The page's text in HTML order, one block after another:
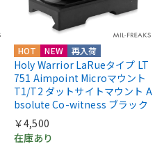
HOT NEW 再入荷
Holy Warrior LaRueタイプ LT
751 Aimpoint Microマウント
T1/T2 ダットサイトマウント A
bsolute Co-witness ブラック
￥4,500
在庫あり